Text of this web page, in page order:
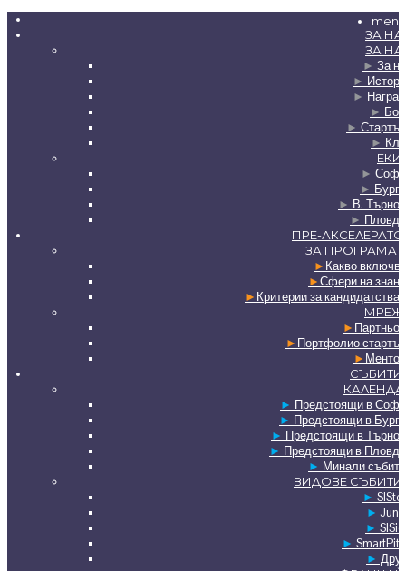
ЗА
ЗА
► За
►
►
►
►
►
►
►
► В.
►
ПРЕ-
ЗА
► Какво
►Сфери на
► Критерии за
►
► Портфолио
►
► Предстоящи в
► Предстоящи в
► Предстоящи в
► Предстоящи в
► Минали
ВИДОВЕ
►
►
►
►
►
menu